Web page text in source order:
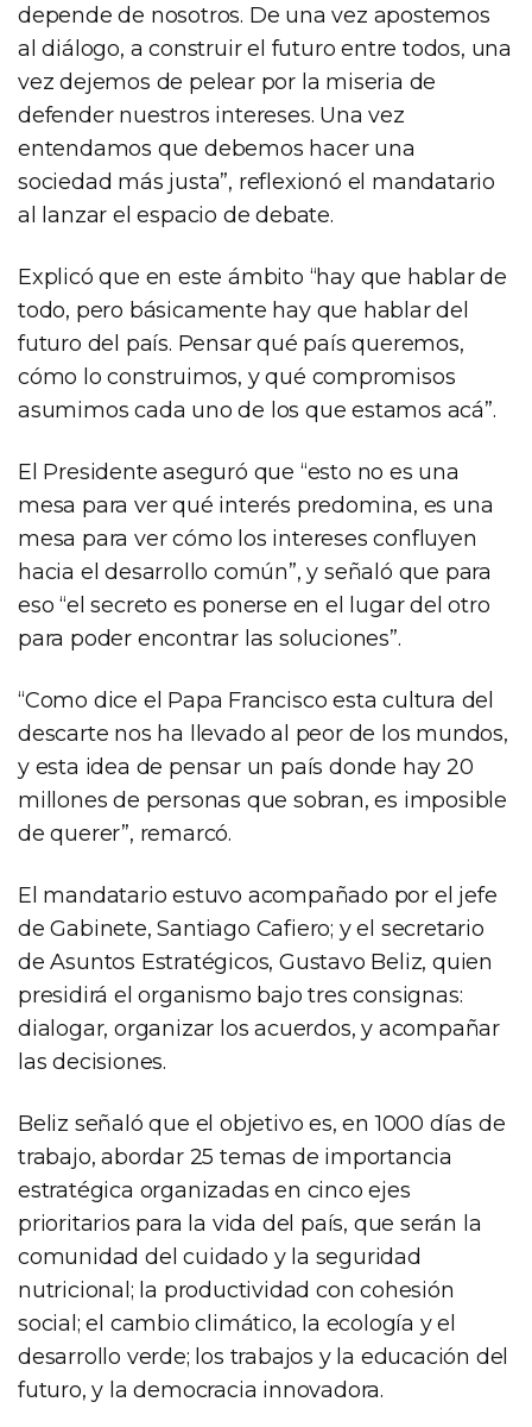
depende de nosotros. De una vez apostemos
al diálogo, a construir el futuro entre todos, una
vez dejemos de pelear por la miseria de
defender nuestros intereses. Una vez
entendamos que debemos hacer una
sociedad más justa”, reflexionó el mandatario
al lanzar el espacio de debate.
Explicó que en este ámbito “hay que hablar de
todo, pero básicamente hay que hablar del
futuro del país. Pensar qué país queremos,
cómo lo construimos, y qué compromisos
asumimos cada uno de los que estamos acá”.
El Presidente aseguró que “esto no es una
mesa para ver qué interés predomina, es una
mesa para ver cómo los intereses confluyen
hacia el desarrollo común”, y señaló que para
eso “el secreto es ponerse en el lugar del otro
para poder encontrar las soluciones”.
“Como dice el Papa Francisco esta cultura del
descarte nos ha llevado al peor de los mundos,
y esta idea de pensar un país donde hay 20
millones de personas que sobran, es imposible
de querer”, remarcó.
El mandatario estuvo acompañado por el jefe
de Gabinete, Santiago Cafiero; y el secretario
de Asuntos Estratégicos, Gustavo Beliz, quien
presidirá el organismo bajo tres consignas:
dialogar, organizar los acuerdos, y acompañar
las decisiones.
Beliz señaló que el objetivo es, en 1000 días de
trabajo, abordar 25 temas de importancia
estratégica organizadas en cinco ejes
prioritarios para la vida del país, que serán la
comunidad del cuidado y la seguridad
nutricional; la productividad con cohesión
social; el cambio climático, la ecología y el
desarrollo verde; los trabajos y la educación del
futuro, y la democracia innovadora.